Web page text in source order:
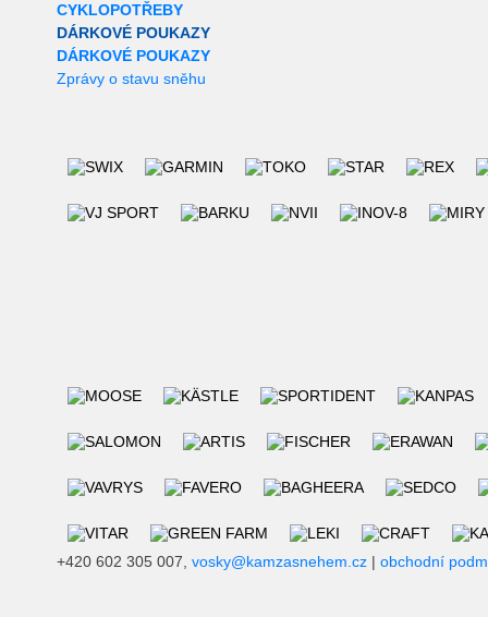
CYKLOPOTŘEBY
DÁRKOVÉ POUKAZY
DÁRKOVÉ POUKAZY
Zprávy o stavu sněhu
+420 602 305 007, vosky@kamzasnehem.cz | obchodní